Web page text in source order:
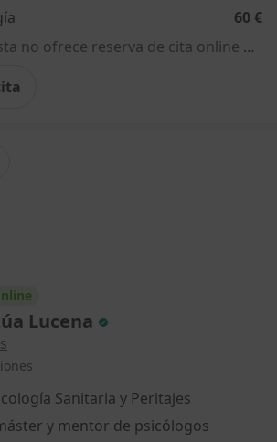
60 €
Este especialista no ofrece reserva de cita online en esta dirección.
Lucena
Sanitaria y Peritajes
y mentor de psicólogos